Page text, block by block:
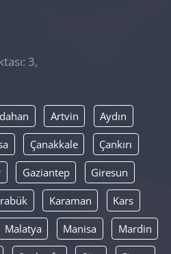
3,
Artvin Aydın
Çanakkale Çankırı
Gaziantep Giresun
Karaman Kars
Malatya Manisa Mardin